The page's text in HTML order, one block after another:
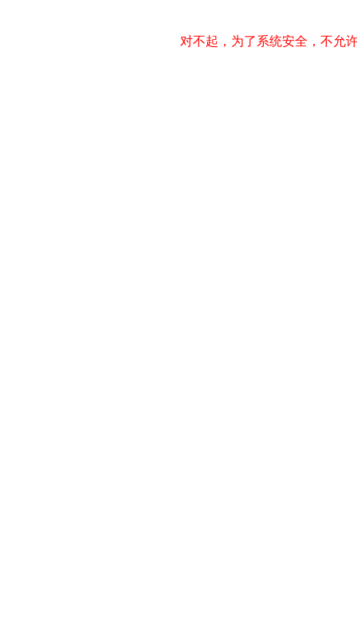
对不起，为了系统安全，不允